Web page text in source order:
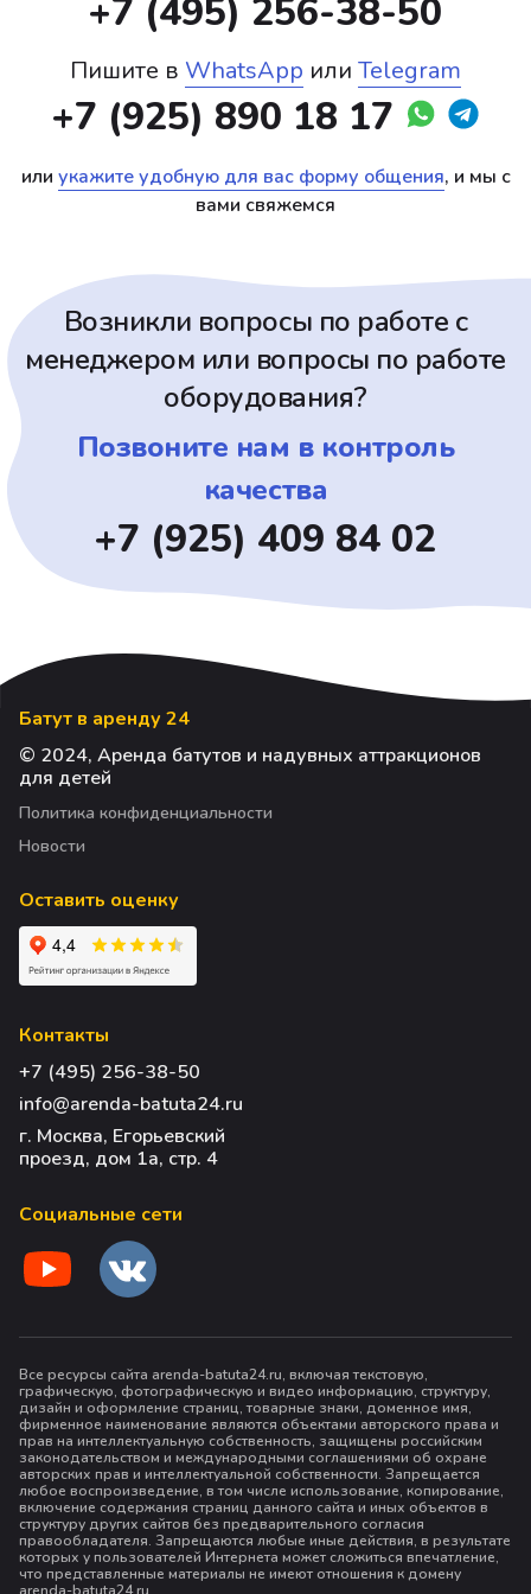
+7 (495) 256-38-50
Пишите в WhatsApp или Telegram
+7 (925) 890 18 17
или укажите удобную для вас форму общения, и мы с
вами свяжемся
Возникли вопросы по работе с
менеджером или вопросы по работе
оборудования?
Позвоните нам в контроль
качества
+7 (925) 409 84 02
Батут в аренду 24
© 2024, Аренда батутов и надувных аттракционов
для детей
Политика конфиденциальности
Новости
Оставить оценку
Контакты
+7 (495) 256-38-50
info@arenda-batuta24.ru
г. Москва, Егорьевский
проезд, дом 1а, стр. 4
Социальные сети
Все ресурсы сайта arenda-batuta24.ru, включая текстовую,
графическую, фотографическую и видео информацию, структуру,
дизайн и оформление страниц, товарные знаки, доменное имя,
фирменное наименование являются объектами авторского права и
прав на интеллектуальную собственность, защищены российским
законодательством и международными соглашениями об охране
авторских прав и интеллектуальной собственности. Запрещается
любое воспроизведение, в том числе использование, копирование,
включение содержания страниц данного сайта и иных объектов в
структуру других сайтов без предварительного согласия
правообладателя. Запрещаются любые иные действия, в результате
которых у пользователей Интернета может сложиться впечатление,
что представленные материалы не имеют отношения к домену